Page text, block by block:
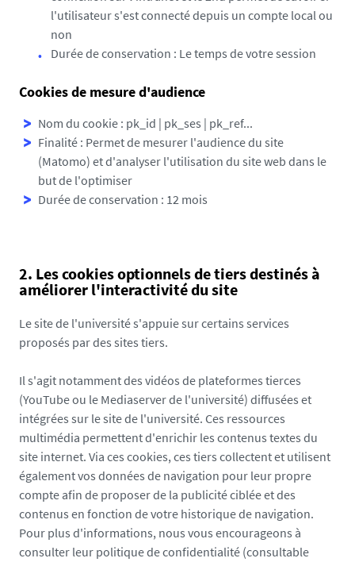
l'utilisateur s'est connecté depuis un compte local ou
non
Durée de conservation : Le temps de votre session
Cookies de mesure d'audience
Nom du cookie : pk_id | pk_ses | pk_ref...
Finalité : Permet de mesurer l'audience du site
(Matomo) et d'analyser l'utilisation du site web dans le
but de l'optimiser
Durée de conservation : 12 mois
2. Les cookies optionnels de tiers destinés à
améliorer l'interactivité du site
Le site de l'université s'appuie sur certains services
proposés par des sites tiers.
Il s'agit notamment des vidéos de plateformes tierces
(YouTube ou le Mediaserver de l'université) diffusées et
intégrées sur le site de l'université. Ces ressources
multimédia permettent d'enrichir les contenus textes du
site internet. Via ces cookies, ces tiers collectent et utilisent
également vos données de navigation pour leur propre
compte afin de proposer de la publicité ciblée et des
contenus en fonction de votre historique de navigation.
Pour plus d'informations, nous vous encourageons à
consulter leur politique de confidentialité (consultable